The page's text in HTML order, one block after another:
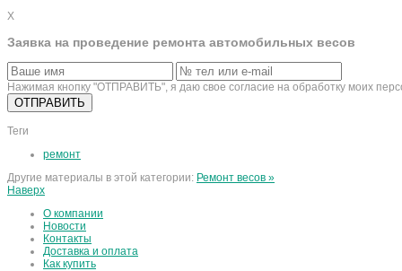
X
Заявка на проведение ремонта автомобильных весов
Нажимая кнопку "ОТПРАВИТЬ", я даю свое согласие на обработку моих
Теги
ремонт
Другие материалы в этой категории: Ремонт весов »
Наверх
О компании
Новости
Контакты
Доставка и оплата
Как купить